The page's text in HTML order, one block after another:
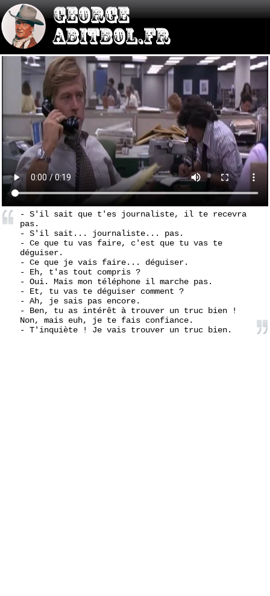
- S'il sait que t'es journaliste, il te recevra
pas.
- S'il sait... journaliste... pas.
- Ce que tu vas faire, c'est que tu vas te
déguiser.
- Ce que je vais faire... déguiser.
- Eh, t'as tout compris ?
- Oui. Mais mon téléphone il marche pas.
- Et, tu vas te déguiser comment ?
- Ah, je sais pas encore.
- Ben, tu as intérêt à trouver un truc bien !
Non, mais euh, je te fais confiance.
- T'inquiète ! Je vais trouver un truc bien.